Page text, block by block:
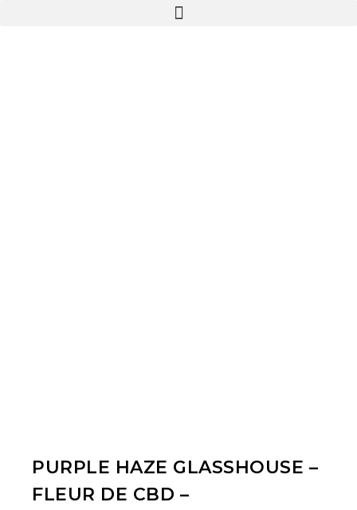
PURPLE HAZE GLASSHOUSE –
FLEUR DE CBD –